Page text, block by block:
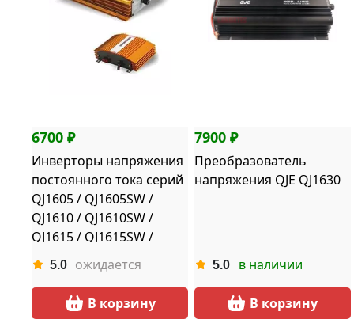
6700 ₽
Инверторы напряжения
постоянного тока серий
QJ1605 / QJ1605SW /
QJ1610 / QJ1610SW /
QJ1615 / QJ1615SW /
QJ1620 / QJ1620SW /
QJ1630 / QJ1630SW
5.0 ожидается
В корзину
7900 ₽
Преобразователь
напряжения QJE QJ1630
5.0 в наличии
В корзину